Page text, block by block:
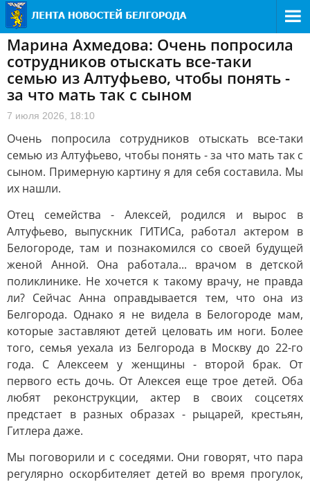
Марина Ахмедова: Очень попросила
сотрудников отыскать все-таки
семью из Алтуфьево, чтобы понять -
за что мать так с сыном
7 июля 2026, 18:10
Очень попросила сотрудников отыскать все-таки
семью из Алтуфьево, чтобы понять - за что мать так с
сыном. Примерную картину я для себя составила. Мы
их нашли.
Отец семейства - Алексей, родился и вырос в
Алтуфьево, выпускник ГИТИСа, работал актером в
Белогороде, там и познакомился со своей будущей
женой Анной. Она работала... врачом в детской
поликлинике. Не хочется к такому врачу, не правда
ли? Сейчас Анна оправдывается тем, что она из
Белгорода. Однако я не видела в Белогороде мам,
которые заставляют детей целовать им ноги. Более
того, семья уехала из Белгорода в Москву до 22-го
года. С Алексеем у женщины - второй брак. От
первого есть дочь. От Алексея еще трое детей. Оба
любят реконструкции, актер в своих соцсетях
предстает в разных образах - рыцарей, крестьян,
Гитлера даже.
Мы поговорили и с соседями. Они говорят, что пара
регулярно оскорбителяет детей во время прогулок,